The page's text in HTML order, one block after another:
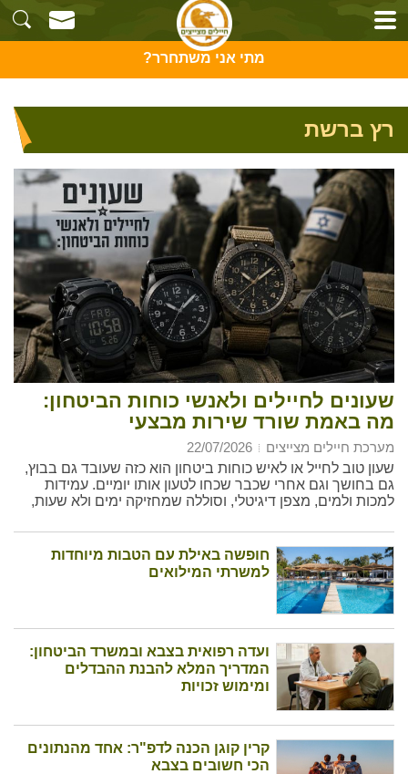
מתי אני משתחרר?
רץ ברשת
שעונים לחיילים ולאנשי כוחות הביטחון:
מה באמת שורד שירות מבצעי
מערכת חיילים מצייצים
שעון טוב לחייל או לאיש כוחות ביטחון הוא כזה שעובד גם בבוץ,
גם בחושך וגם אחרי שכבר שכחו לטעון אותו יומיים. עמידות
למכות ולמים, מצפן דיגיטלי, וסוללה שמחזיקה ימים ולא שעות,
חופשה באילת עם הטבות מיוחדות
למשרתי המילואים
ועדה רפואית בצבא ובמשרד הביטחון:
המדריך המלא להבנת ההבדלים
ומימוש זכויות
קרין קוגן הכנה לדפ"ר: אחד מהנתונים
הכי חשובים בצבא